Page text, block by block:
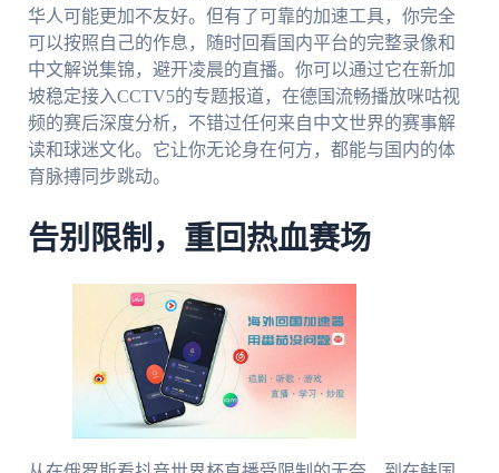
华人可能更加不友好。但有了可靠的加速工具，你完全
可以按照自己的作息，随时回看国内平台的完整录像和
中文解说集锦，避开凌晨的直播。你可以通过它在新加
坡稳定接入CCTV5的专题报道，在德国流畅播放咪咕视
频的赛后深度分析，不错过任何来自中文世界的赛事解
读和球迷文化。它让你无论身在何方，都能与国内的体
育脉搏同步跳动。
告别限制，重回热血赛场